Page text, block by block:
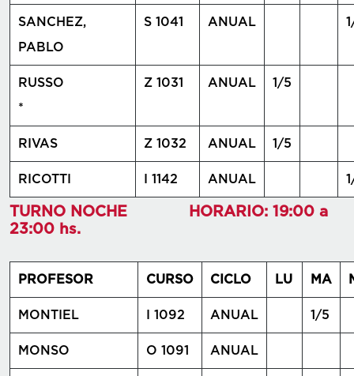
SANCHEZ,
PABLO
S 1041 ANUAL
RUSSO
*
Z 1031 ANUAL 1/5
RIVAS Z 1032 ANUAL 1/5
RICOTTI I 1142 ANUAL
TURNO NOCHE HORARIO: 19:00 a
23:00 hs.
PROFESOR CURSO CICLO LU MA
MONTIEL I 1092 ANUAL 1/5
MONSO O 1091 ANUAL